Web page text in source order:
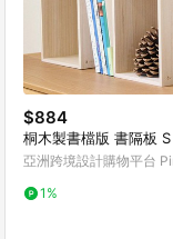
$884
桐木製書檔版 書隔板 S
亞洲跨境設計購物平台
1%